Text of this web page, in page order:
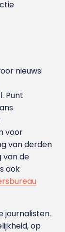
nieuws
Punt
voor
van derden
van de
ook
journalisten.
op